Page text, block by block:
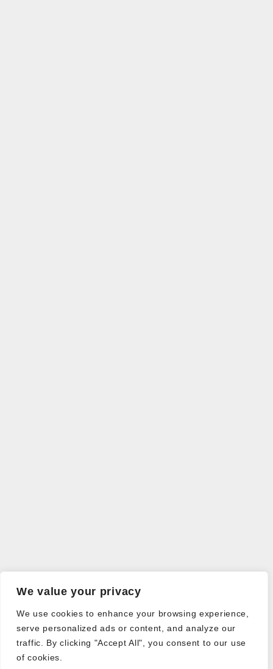
We value your privacy
We use cookies to enhance your browsing experience,
serve personalized ads or content, and analyze our
traffic. By clicking "Accept All", you consent to our use
of cookies.